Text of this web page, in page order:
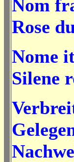
Nom
Rose
Nome
Silene